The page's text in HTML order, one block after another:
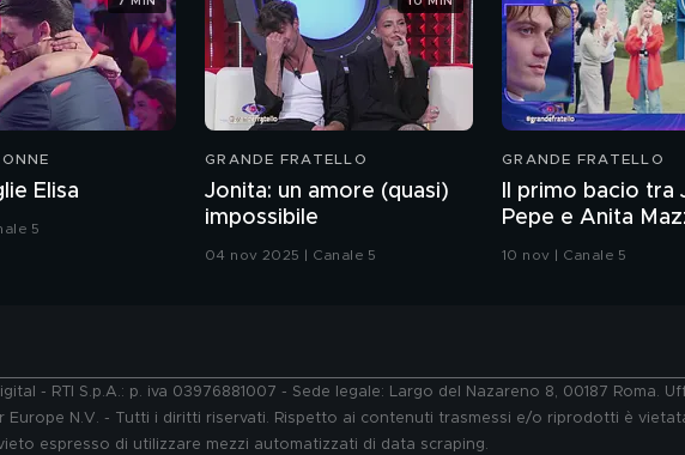
Elisa
5
GRANDE FRATELLO
Jonita: un amore (quasi)
impossibile
04 nov 2025 | Canale 5
GRANDE FRATELLO
Il primo bacio tra
Pepe e Anita
10 nov | Canale 5
- RTI S.p.A.: p. iva 03976881007 - Sede legale: Largo del Nazareno 8, 00187 Roma.
Europe N.V. - Tutti i diritti riservati. Rispetto ai contenuti trasmessi e/o riprodotti è
espresso di utilizzare mezzi automatizzati di data scraping.